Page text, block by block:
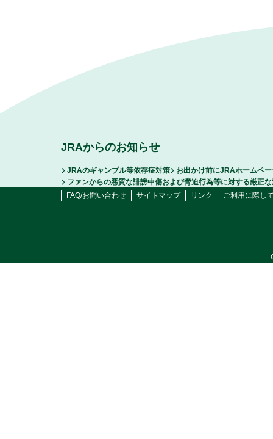
JRAからのお知らせ
JRAのギャンブル等依存症対策
お出かけ前にJRAホームペ
ファンからの悪質な誹謗中傷および脅迫行為等に対する厳正
FAQ/お問い合わせ
サイトマップ リンク ご利用に際し